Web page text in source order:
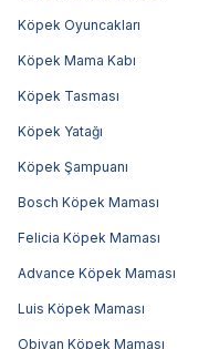
Köpek Oyuncakları
Köpek Mama Kabı
Köpek Tasması
Köpek Yatağı
Köpek Şampuanı
Bosch Köpek Maması
Felicia Köpek Maması
Advance Köpek Maması
Luis Köpek Maması
Obivan Köpek Maması